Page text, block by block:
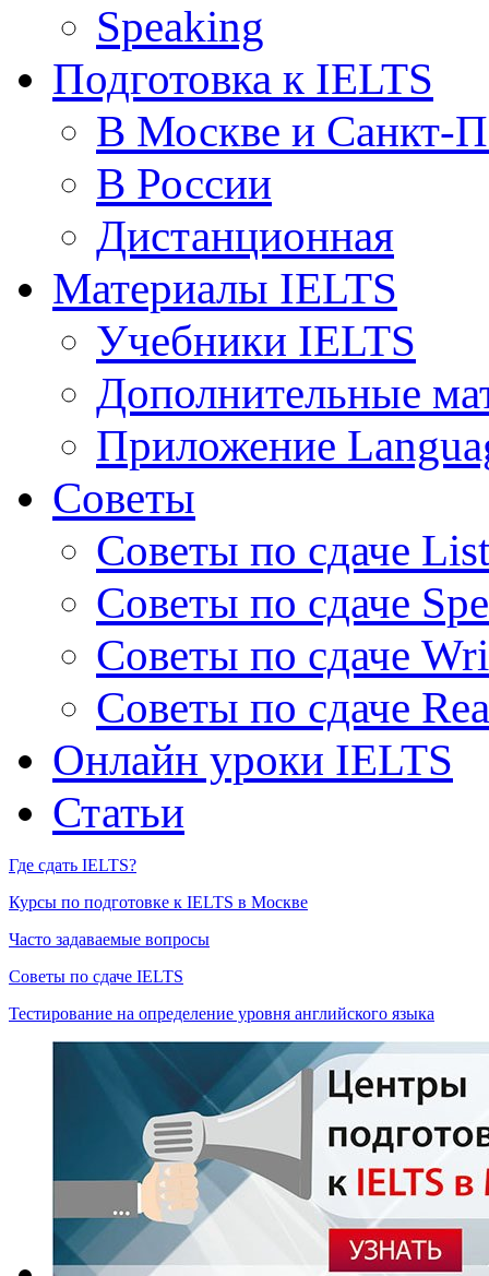
Speaking
Подготовка к IELTS
В Москве и Санкт-
В России
Дистанционная
Материалы IELTS
Учебники IELTS
Дополнительные
Приложение
Советы
Советы по сдаче
Советы по сдаче
Советы по сдаче
Советы по сдаче
Онлайн уроки IELTS
Статьи
Где сдать IELTS?
Курсы по подготовке к IELTS в Москве
Часто задаваемые вопросы
Советы по сдаче IELTS
Тестирование на определение уровня английского языка